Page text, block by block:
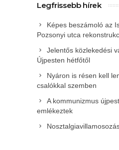
Legfrissebb hírek
Képes beszámoló az
Pozsonyi utca
Jelentős közlekedési
Újpesten hétfőtől
Nyáron is résen kell
csalókkal szemben
A kommunizmus
emlékeztek